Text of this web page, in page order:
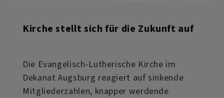
Kirche stellt sich für die Zukunft auf
Die Evangelisch-Lutherische Kirche im
Dekanat Augsburg reagiert auf sinkende
Mitgliederzahlen, knapper werdende